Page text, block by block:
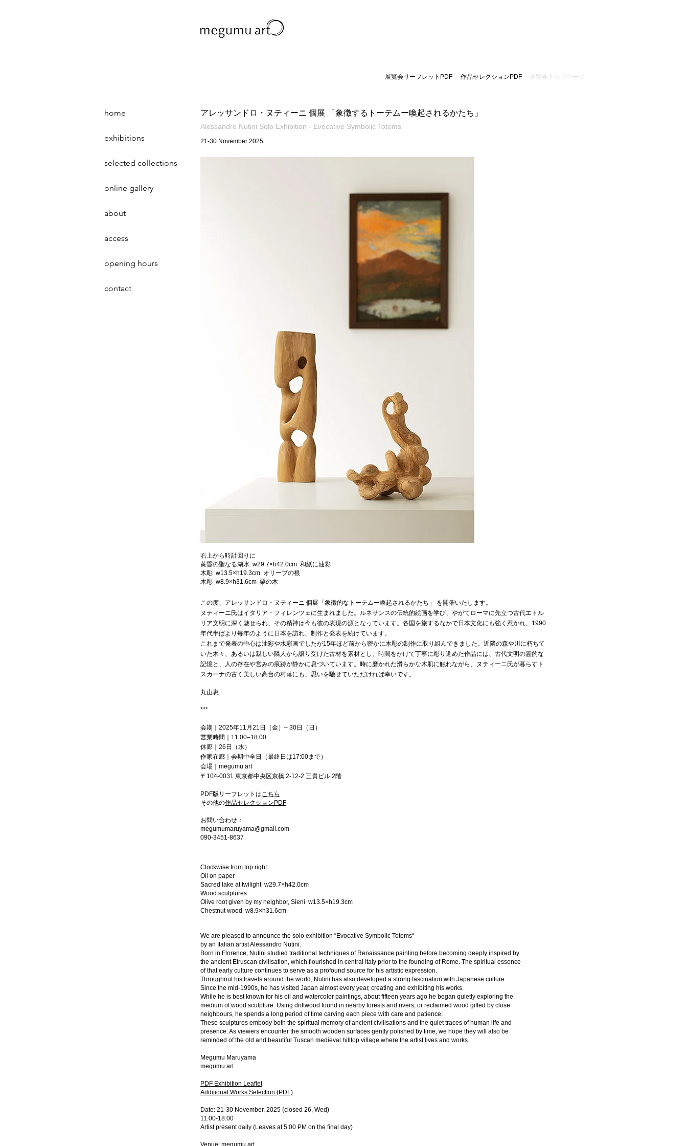
​展覧会リーフレットPDF 作品セレクションPDF ​展覧会トップページ
アレッサンドロ・ヌティーニ 個展 「象徴するトーテムー喚起されるかたち」
Alessandro Nutini Solo Exhibition - Evocative Symbolic Totems
21-30 November 2025
右上から時計回りに
黄昏の聖なる湖水 w29.7×h42.0cm 和紙に油彩
木彫 w13.5×h19.3cm オリーブの根
木彫 w8.9×h31.6cm 栗の木
この度、アレッサンドロ・ヌティーニ 個展「象徴的なトーテムー喚起されるかたち」 を開催いたします。
ヌティーニ氏はイタリア・フィレンツェに生まれました。ルネサンスの伝統的絵画を学び、やがてローマに先立つ古代エトル
リア文明に深く魅せられ、その精神は今も彼の表現の源となっています。各国を旅するなかで日本文化にも強く惹かれ、1990
年代半ばより毎年のように日本を訪れ、制作と発表を続けています。
これまで発表の中心は油彩や水彩画でしたが15年ほど前から密かに木彫の制作に取り組んできました。近隣の森や川に朽ちて
いた木々、あるいは親しい隣人から譲り受けた古材を素材とし、時間をかけて丁寧に彫り進めた作品には、古代文明の霊的な
記憶と、人の存在や営みの痕跡が静かに息づいています。時に磨かれた滑らかな木肌に触れながら、ヌティーニ氏が暮らすト
スカーナの古く美しい高台の村落にも、思いを馳せていただければ幸いです。
丸山恵
***
会期｜2025年11月21日（金）– 30日（日）
営業時間｜11:00–18:00
休廊｜26日（水）
作家在廊｜会期中全日（最終日は17:00まで）
会場｜megumu art
〒104-0031 東京都中央区京橋 2-12-2 三貴ビル 2階
PDF版リーフレットはこちら
その他の作品セレクションPDF
お問い合わせ：
megumumaruyama@gmail.com
​090-3451-8637
Clockwise from top right:
Oil on paper
Sacred lake at twilight w29.7×h42.0cm
Wood sculptures
Olive root given by my neighbor, Sieni w13.5×h19.3cm
Chestnut wood w8.9×h31.6cm
We are pleased to announce the solo exhibition “Evocative Symbolic Totems“
by an Italian artist Alessandro Nutini.
Born in Florence, Nutini studied traditional techniques of Renaissance painting before becoming deeply inspired by
the ancient Etruscan civilisation, which flourished in central Italy prior to the founding of Rome. The spiritual essence
of that early culture continues to serve as a profound source for his artistic expression.
Throughout his travels around the world, Nutini has also developed a strong fascination with Japanese culture.
Since the mid-1990s, he has visited Japan almost every year, creating and exhibiting his works.
While he is best known for his oil and watercolor paintings, about fifteen years ago he began quietly exploring the
medium of wood sculpture. Using driftwood found in nearby forests and rivers, or reclaimed wood gifted by close
neighbours, he spends a long period of time carving each piece with care and patience.
These sculptures embody both the spiritual memory of ancient civilisations and the quiet traces of human life and
presence. As viewers encounter the smooth wooden surfaces gently polished by time, we hope they will also be
reminded of the old and beautiful Tuscan medieval hilltop village where the artist lives and works.
Megumu Maruyama
megumu art
PDF Exhibition Leaflet
Additional Works Selection (PDF)
Date: 21-30 November, 2025 (closed 26, Wed)
11:00-18:00
Artist present daily (Leaves at 5:00 PM on the final day)
Venue: megumu art
home
exhibitions
selected collections
online gallery
about
access
opening hours
contact